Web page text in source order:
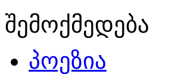
შემოქმედება
პოეზია